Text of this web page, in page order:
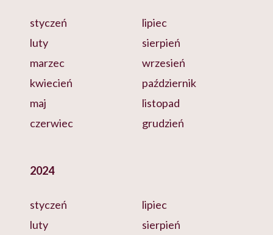
styczeń
luty
marzec
kwiecień
maj
czerwiec
lipiec
sierpień
wrzesień
październik
listopad
grudzień
2024
styczeń
luty
lipiec
sierpień